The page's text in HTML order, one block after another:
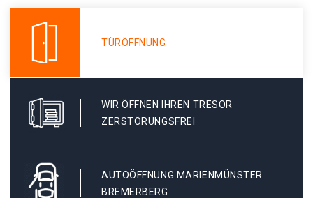
TÜRÖFFNUNG
WIR ÖFFNEN IHREN TRESOR
ZERSTÖRUNGSFREI
AUTOÖFFNUNG MARIENMÜNSTER
BREMERBERG